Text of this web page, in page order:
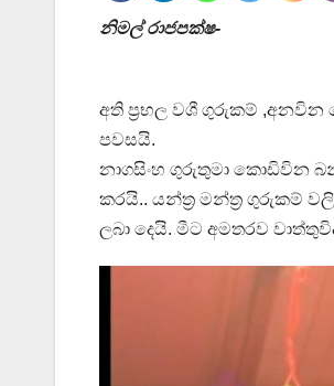
නිමල් රාජපක්ෂ-
අති ප්‍රභල වශී ගුරුකම්
පවසයි.
නාගසිංහ ගුරුතුමා කොඩිවින
කරයි.. යන්ත්‍ර මන්ත්‍ර ගුරුකම්
ලබා දෙයි. මීට අමතරව